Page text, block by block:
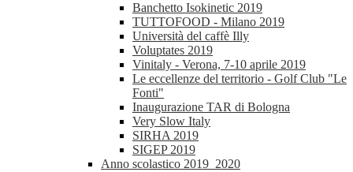
Banchetto Isokinetic 2019
TUTTOFOOD - Milano 2019
Università del caffè Illy
Voluptates 2019
Vinitaly - Verona, 7-10 aprile 2019
Le eccellenze del territorio - Golf Club "Le
Fonti"
Inaugurazione TAR di Bologna
Very Slow Italy
SIRHA 2019
SIGEP 2019
Anno scolastico 2019_2020